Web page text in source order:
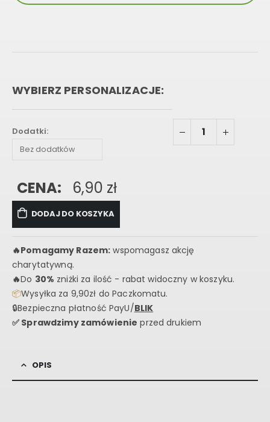
WYBIERZ PERSONALIZACJE:
Dodatki:
CENA: 6,90 zł
DODAJ DO KOSZYKA
🔥Pomagamy Razem: wspomagasz akcję
charytatywną.
🔥Do 30% zniżki za ilość - rabat widoczny w koszyku.
📦Wysyłka za 9,90zł do Paczkomatu.
🔒Bezpieczna płatność PayU/BLIK
✅ Sprawdzimy zamówienie przed drukiem
OPIS